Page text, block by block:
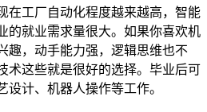
在工厂自动化程度越来越高，智能
的就业需求量很大。如果你喜欢机
趣，动手能力强，逻辑思维也不
术这些就是很好的选择。毕业后可
设计、机器人操作等工作。